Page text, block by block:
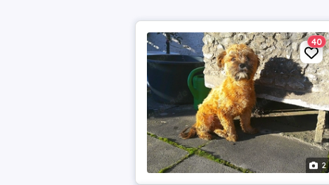
2
40